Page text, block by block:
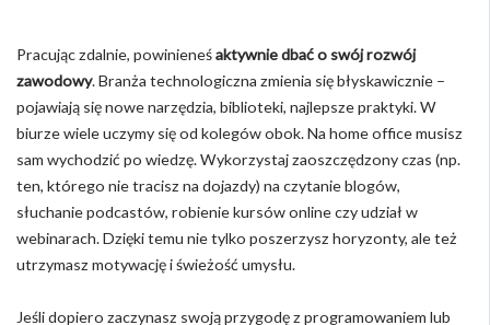
Pracując zdalnie, powinieneśaktywnie dbać o swój rozwój
zawodowy. Branża technologiczna zmienia się błyskawicznie –
pojawiają się nowe narzędzia, biblioteki, najlepsze praktyki. W
biurze wiele uczymy się od kolegów obok. Na home office musisz
sam wychodzić po wiedzę. Wykorzystaj zaoszczędzony czas (np.
ten, którego nie tracisz na dojazdy) na czytanie blogów,
słuchanie podcastów, robienie kursów online czy udział w
webinarach. Dzięki temu nie tylko poszerzysz horyzonty, ale też
utrzymasz motywację i świeżość umysłu.
Jeśli dopiero zaczynasz swoją przygodę z programowaniem lub